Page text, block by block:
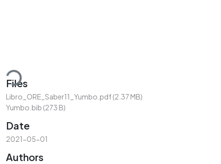
Files
Libro_ORE_Saber11_Yumbo.pdf(2.37 MB)
Yumbo.bib (273 B)
Date
2021-05-01
Authors